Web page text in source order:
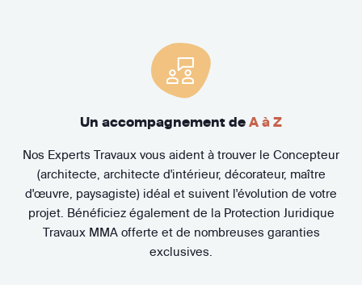
Un accompagnement de A à Z
Nos Experts Travaux vous aident à trouver le Concepteur
(architecte, architecte d'intérieur, décorateur, maître
d'œuvre, paysagiste) idéal et suivent l'évolution de votre
projet. Bénéficiez également de la Protection Juridique
Travaux MMA offerte et de nombreuses garanties
exclusives.